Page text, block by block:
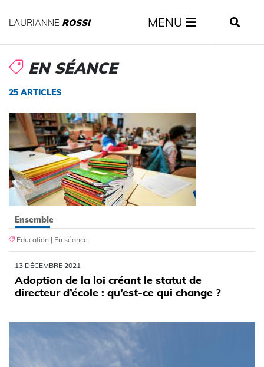
LAURIANNE ROSSI MENU
EN SÉANCE
25 ARTICLES
Ensemble
Éducation | En séance
13 DÉCEMBRE 2021
Adoption de la loi créant le statut de
directeur d’école : qu’est-ce qui change ?